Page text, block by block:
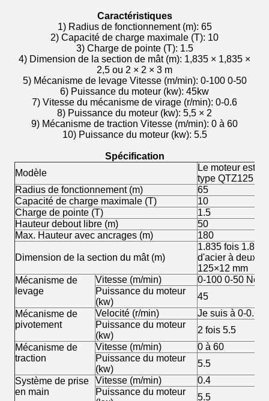
Caractéristiques
1) Radius de fonctionnement (m): 65
2) Capacité de charge maximale (T): 10
3) Charge de pointe (T): 1.5
4) Dimension de la section de mât (m): 1,835 × 1,835 ×
2,5 ou 2 × 2 × 3 m
5) Mécanisme de levage Vitesse (m/min): 0-100 0-50
6) Puissance du moteur (kw): 45kw
7) Vitesse du mécanisme de virage (r/min): 0-0.6
8) Puissance du moteur (kw): 5,5 × 2
9) Mécanisme de traction Vitesse (m/min): 0 à 60
10) Puissance du moteur (kw): 5.5
Spécification
Modèle
Le moteur est
type QTZ125
Radius de fonctionnement (m)
65
Capacité de charge maximale (T)
10
Charge de pointe (T)
1.5
Hauteur debout libre (m)
50
Max. Hauteur avec ancrages (m)
180
Dimension de la section du mât (m)
1.835 fois 1.835
d'acier à deux
125×12 mm
Mécanisme de
levage
Vitesse (m/min)
0-100 0-50
Puissance du moteur
(kw)
45
Mécanisme de
pivotement
Velocité (r/min)
Je suis à 0-0.6
Puissance du moteur
(kw)
2 fois 5.5
Mécanisme de
traction
Vitesse (m/min)
0 à 60
Puissance du moteur
(kw)
5.5
Système de prise
en main
Vitesse (m/min)
0.4
Puissance du moteur
5.5